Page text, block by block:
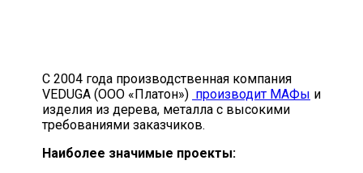
C 2004 года производственная компания
VEDUGA (ООО «Платон») производит МАФы и
изделия из дерева, металла с высокими
требованиями заказчиков.
Наиболее значимые проекты: